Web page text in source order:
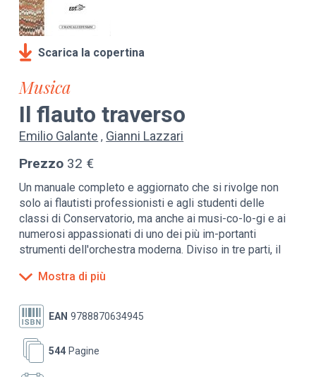
Scarica la copertina
Musica
Il flauto traverso
Emilio Galante Gianni Lazzari
Prezzo 32 €
Un manuale completo e aggiornato che si rivolge non
solo ai flautisti professionisti e agli studenti delle
classi di Conservatorio, ma anche ai musi-co-lo-gi e ai
numerosi appassionati di uno dei più im-portanti
strumenti dell'orchestra moderna. Diviso in tre parti, il
del suo repertorio, ricostruita alla luce delle più recenti
ricorso alle fonti e ai trattati teorici originali. L'ampio
excursus storico si chiude con una completa e
approfondita panoramica del flauto nel Novecento,
curata da Emilio Galante.
La seconda parte è dedicata ai fondamenti della tecnica
Mostra di più
EAN 9788870634945
Pagine
544